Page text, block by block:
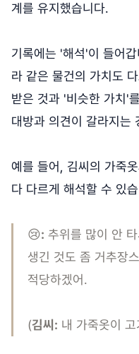
계를 유지했습니다.
기록에는 '해석'이 들어
라 같은 물건의 가치도
받은 것과 '비슷한 가치'
대방과 의견이 갈라지는
예를 들어, 김씨의 가죽
다 다르게 해석할 수 있
😢: 추위를 많이 안
생긴 것도 좀 거추장
적당하겠어.
(김씨: 내 가죽옷이